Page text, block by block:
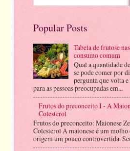
Popular Posts
Tabela de frutose
consumo comum
Qual a quantidade
se pode comer por
pergunta que volta e
para as pessoas preocupadas em...
Frutos do preconceito I - A
Colesterol
Frutos do preconceito: Maionese
Colesterol A maionese é um molho
origem um pouco controvertida.